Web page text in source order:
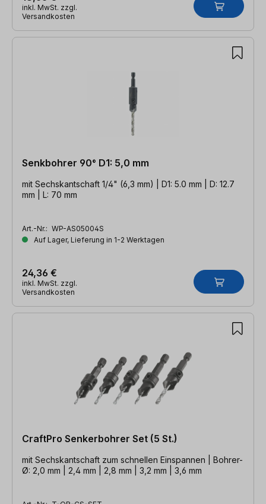
inkl. MwSt. zzgl.
Versandkosten
Senkbohrer 90° D1: 5,0 mm
mit Sechskantschaft 1/4" (6,3 mm) | D1: 5.0 mm | D: 12.7
mm | L: 70 mm
Art.-Nr.: WP-AS05004S
Auf Lager, Lieferung in 1-2 Werktagen
24,36 €
inkl. MwSt. zzgl.
Versandkosten
CraftPro Senkerbohrer Set (5 St.)
mit Sechskantschaft zum schnellen Einspannen | Bohrer-
Ø: 2,0 mm | 2,4 mm | 2,8 mm | 3,2 mm | 3,6 mm